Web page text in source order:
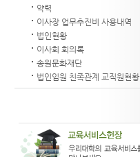
약력
이사장 업무추진비 사용내역
법인현황
이사회 회의록
송원문화재단
법인임원 친족관계 교직원현황